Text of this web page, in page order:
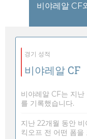
비야레알 CF
경기 성적
비야레알 CF
비야레알 CF는 지
를 기록했습니다.
지난 22개월 동안
킥오프 전 어떤 폼을